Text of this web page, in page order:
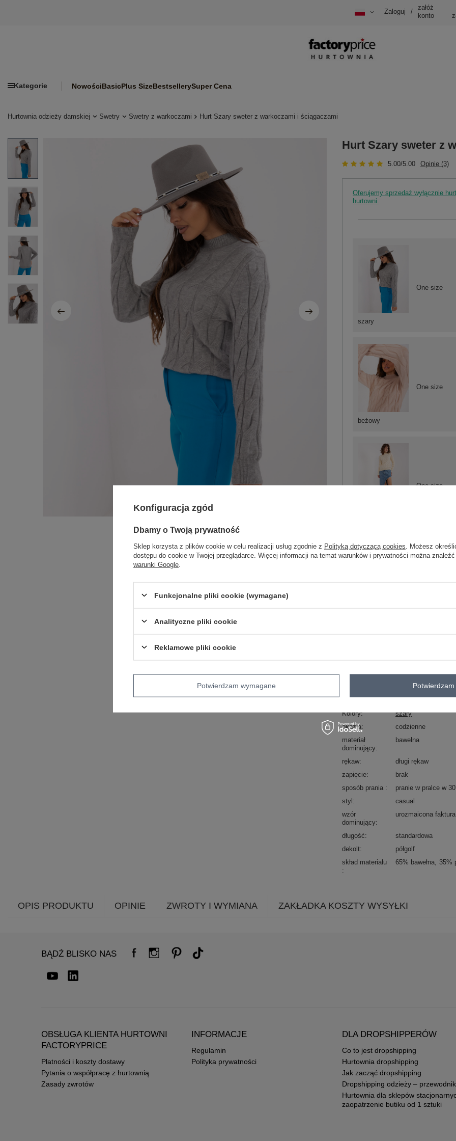
Zaloguj /
załóż
konto
Kategorie NowościBasicPlus SizeBestsellerySuper Cena
Hurtownia odzieży damskiej Swetry Swetry z warkoczami Hurt Szary sweter z warkoczami i ściągaczami
Hurt Szary sweter z
5.00/5.00 Opinie (3)
Oferujemy sprzedaż wyłącznie
hurtowni.
beżowy
One size
One size
szary
One size
AT-SW-2235.00P
Kolory
szary
okazja
codzienne
materiał
dominujący
bawełna
rękaw
długi rękaw
zapięcie
brak
sposób prania
pranie w pralce w
styl
casual
wzór
dominujący
urozmaicona faktura
długość
standardowa
dekolt
półgolf
skład materiału
65% bawełna 35%
OPIS PRODUKTU OPINIE ZWROTY I WYMIANA ZAKŁADKA KOSZTY WYSYŁKI
BĄDŹ BLISKO NAS
OBSŁUGA KLIENTA HURTOWNI
FACTORYPRICE
Płatności i koszty dostawy
Pytania o współpracę z hurtownią
Zasady zwrotów
INFORMACJE
Regulamin
Polityka prywatności
DLA DROPSHIPPERÓW
Co to jest dropshipping
Hurtownia dropshipping
Jak zacząć dropshipping
Dropshipping odzieży – przewodnik
Hurtownia dla sklepów
zaopatrzenie butiku od 1 sztuki
Konfiguracja zgód
Dbamy o Twoją prywatność
Sklep korzysta z plików cookie w celu realizacji usług zgodnie z Polityką dotyczącą cookies . Możesz
dostępu do cookie w Twojej przeglądarce. Więcej informacji na temat warunków i prywatności można
warunki Google
Funkcjonalne pliki cookie (wymagane)
Analityczne pliki cookie
Reklamowe pliki cookie
Potwierdzam wymagane